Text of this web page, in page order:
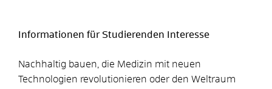
Informationen für Studierenden Interesse
Nachhaltig bauen, die Medizin mit neuen
Technologien revolutionieren oder den Weltraum